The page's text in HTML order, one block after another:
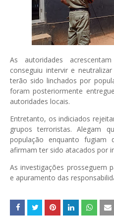
As autoridades
conseguiu intervir e
terão sido linchados por
foram posteriormente
autoridades locais.
Entretanto, os indiciados
grupos terroristas. Alegam
população enquanto
afirmam ter sido atacados por
As investigações prosseguem
e apuramento das